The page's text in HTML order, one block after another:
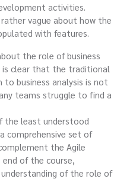
activities.
vague about how the
with features.
the role of business
is clear that the traditional
to business analysis is not
teams struggle to find a
the least understood
comprehensive set of
the Agile
end of the course,
of the role of